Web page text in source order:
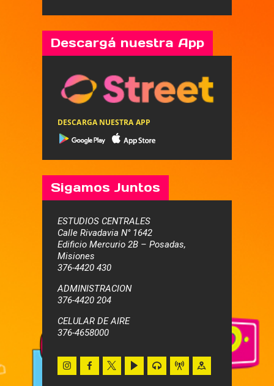
Descargá nuestra App
DESCARGA NUESTRA APP
Sigamos Juntos
ESTUDIOS CENTRALES
Calle Rivadavia N° 1642
Edificio Mercurio 2B – Posadas,
Misiones
376-4420 430
ADMINISTRACION
376-4420 204
CELULAR DE AIRE
376-4658000